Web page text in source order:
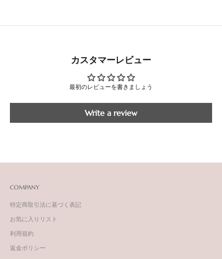
カスタマーレビュー
最初のレビューを書きましょう
Write a review
COMPANY
特定商取引法に基づく表記
お気に入りリスト
利用規約
返金ポリシー